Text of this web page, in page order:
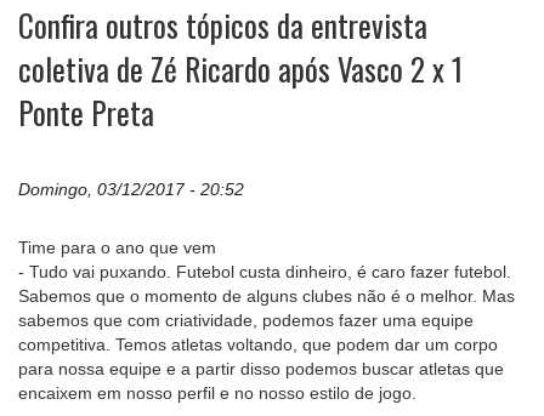
Confira outros tópicos da entrevista
coletiva de Zé Ricardo após Vasco 2 x 1
Ponte Preta
Domingo, 03/12/2017 - 20:52
Time para o ano que vem
- Tudo vai puxando. Futebol custa dinheiro, é caro fazer futebol.
Sabemos que o momento de alguns clubes não é o melhor. Mas
sabemos que com criatividade, podemos fazer uma equipe
competitiva. Temos atletas voltando, que podem dar um corpo
para nossa equipe e a partir disso podemos buscar atletas que
encaixem em nosso perfil e no nosso estilo de jogo.